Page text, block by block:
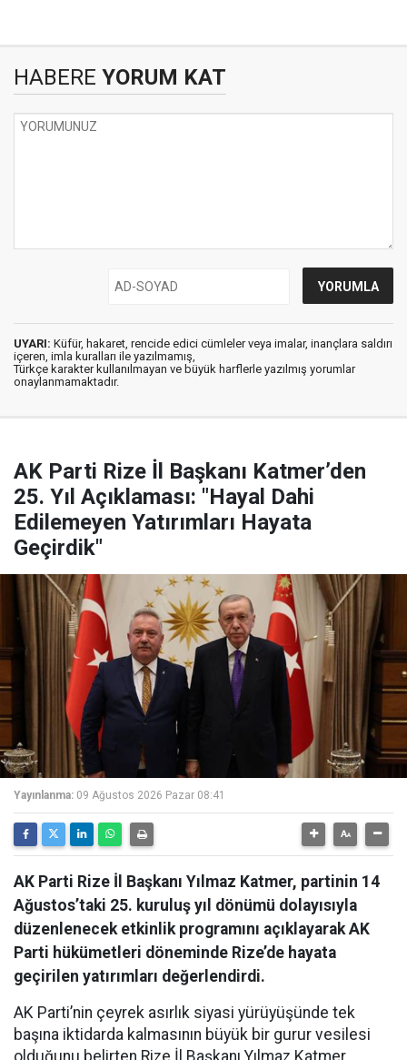
HABERE YORUM KAT
UYARI: Küfür, hakaret, rencide edici cümleler veya imalar, inançlara saldırı
içeren, imla kuralları ile yazılmamış,
Türkçe karakter kullanılmayan ve büyük harflerle yazılmış yorumlar
onaylanmamaktadır.
AK Parti Rize İl Başkanı Katmer’den
25. Yıl Açıklaması: "Hayal Dahi
Edilemeyen Yatırımları Hayata
Geçirdik"
Yayınlanma: 09 Ağustos 2026 Pazar 08:41
AK Parti Rize İl Başkanı Yılmaz Katmer, partinin 14
Ağustos’taki 25. kuruluş yıl dönümü dolayısıyla
düzenlenecek etkinlik programını açıklayarak AK
Parti hükümetleri döneminde Rize’de hayata
geçirilen yatırımları değerlendirdi.
AK Parti’nin çeyrek asırlık siyasi yürüyüşünde tek
başına iktidarda kalmasının büyük bir gurur vesilesi
olduğunu belirten Rize İl Başkanı Yılmaz Katmer,